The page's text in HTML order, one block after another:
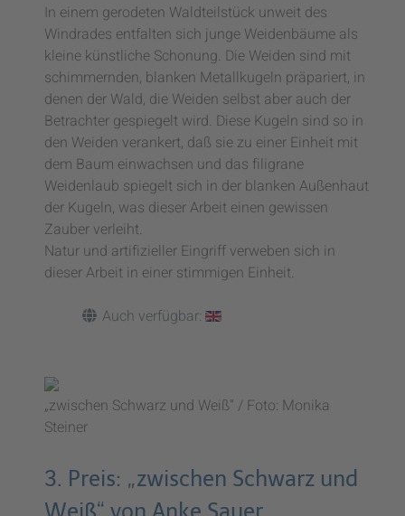
In einem gerodeten Waldteilstück unweit des
Windrades entfalten sich junge Weidenbäume als
kleine künstliche Schonung. Die Weiden sind mit
schimmernden, blanken Metallkugeln präpariert, in
denen der Wald, die Weiden selbst aber auch der
Betrachter gespiegelt wird. Diese Kugeln sind so in
den Weiden verankert, daß sie zu einer Einheit mit
dem Baum einwachsen und das filigrane
Weidenlaub spiegelt sich in der blanken Außenhaut
der Kugeln, was dieser Arbeit einen gewissen
Zauber verleiht.
Natur und artifizieller Eingriff verweben sich in
dieser Arbeit in einer stimmigen Einheit.
Auch verfügbar:
„zwischen Schwarz und Weiß“ / Foto: Monika
Steiner
3. Preis: „zwischen Schwarz und